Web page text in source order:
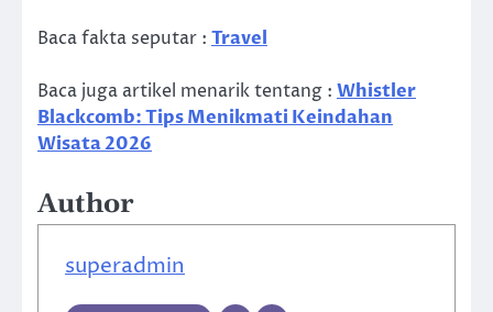
Baca fakta seputar : Travel
Baca juga artikel menarik tentang : Whistler
Blackcomb: Tips Menikmati Keindahan
Wisata 2026
Author
superadmin